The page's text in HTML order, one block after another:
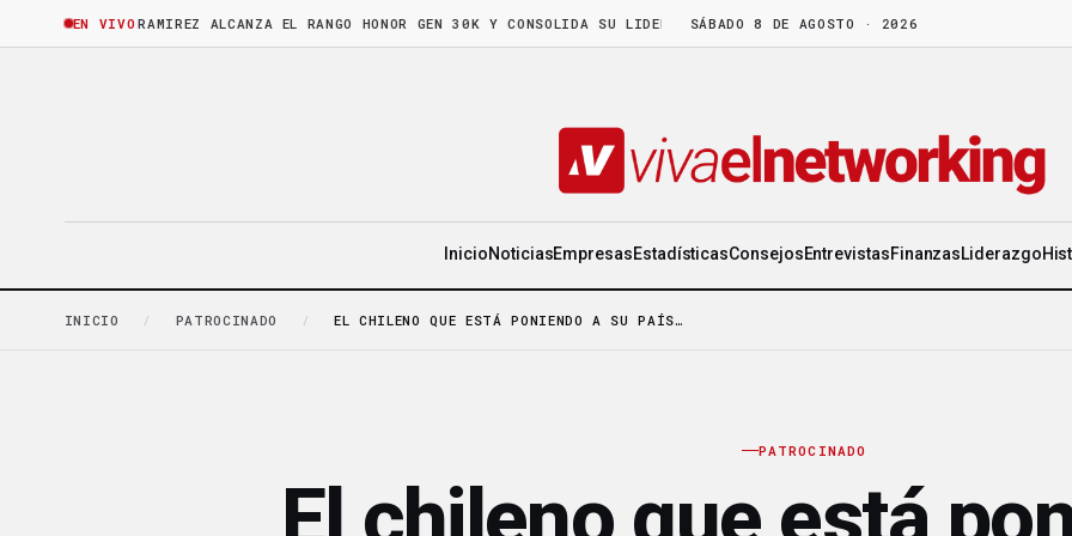
EN VIVO
BRUNO RAMIREZ ALCANZA EL RANGO HONOR GEN 30K Y CONSOLIDA SU LIDERAZGO EN WORLD GEN· LA FRUTA MADURA NO ESPERA: HAY
SÁBADO 8 DE AGOSTO · 2026
InicioNoticiasEmpresasEstadísticasConsejosEntrevistasFinanzasLiderazgo
INICIO / PATROCINADO / EL CHILENO QUE ESTÁ PONIENDO A SU PAÍS…
PATROCINADO